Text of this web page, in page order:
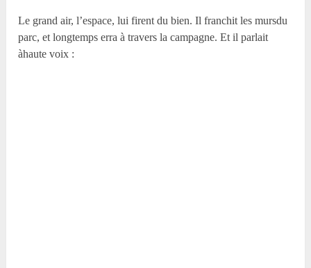
Le grand air, l’espace, lui firent du bien. Il franchit les mursdu
parc, et longtemps erra à travers la campagne. Et il parlait
àhaute voix :